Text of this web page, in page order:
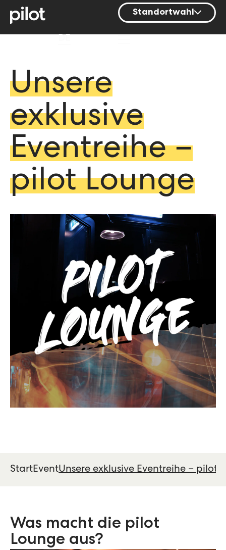
Standortwahl
Berlin
Zürich
Unsere
exklusive
Eventreihe –
pilot Lounge
StartEventUnsere exklusive Eventreihe – pilot
Was macht die pilot
Lounge aus?